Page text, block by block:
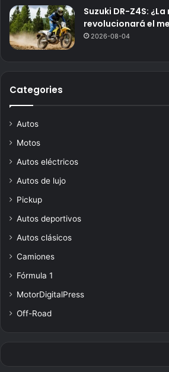
Suzuki DR-Z4S:
revolucionará el
2026-08-04
Categories
Autos
Motos
Autos eléctricos
Autos de lujo
Pickup
Autos deportivos
Autos clásicos
Camiones
Fórmula 1
MotorDigitalPress
Off-Road